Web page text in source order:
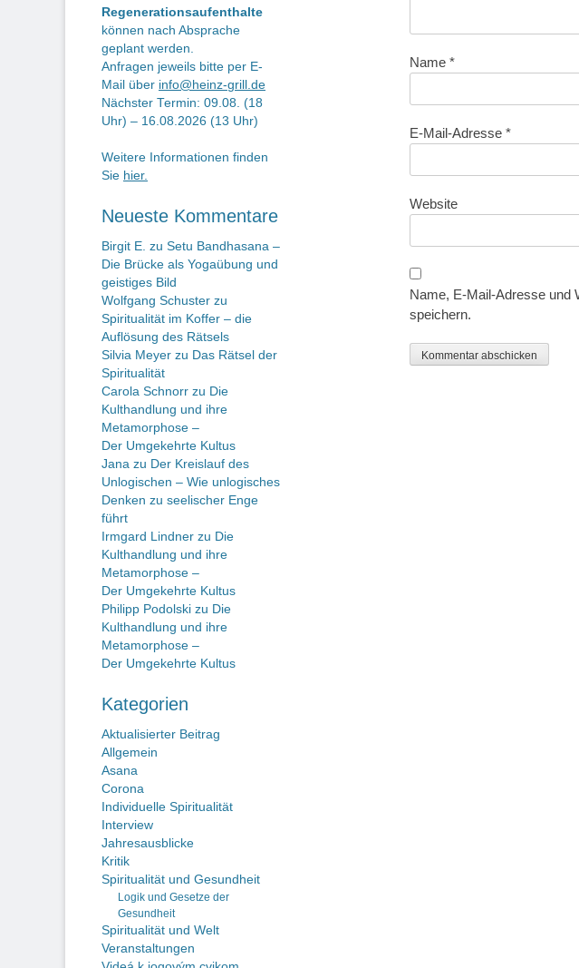
Name *
E-Mail-Adresse *
Website
Name, E-Mail-Adresse und
speichern.
Regenerationsaufenthalte
können nach Absprache
geplant werden.
Anfragen jeweils bitte per E-
Mail über info@heinz-grill.de
Nächster Termin: 09.08. (18
Uhr) – 16.08.2026 (13 Uhr)
Weitere Informationen finden
Sie hier.
Neueste Kommentare
Birgit E. zu Setu Bandhasana –
Die Brücke als Yogaübung und
geistiges Bild
Wolfgang Schuster zu
Spiritualität im Koffer – die
Auflösung des Rätsels
Silvia Meyer zu Das Rätsel der
Spiritualität
Carola Schnorr zu Die
Kulthandlung und ihre
Metamorphose –
Der Umgekehrte Kultus
Jana zu Der Kreislauf des
Unlogischen – Wie unlogisches
Denken zu seelischer Enge
führt
Irmgard Lindner zu Die
Kulthandlung und ihre
Metamorphose –
Der Umgekehrte Kultus
Philipp Podolski zu Die
Kulthandlung und ihre
Metamorphose –
Der Umgekehrte Kultus
Kategorien
Aktualisierter Beitrag
Allgemein
Asana
Corona
Individuelle Spiritualität
Interview
Jahresausblicke
Kritik
Spiritualität und Gesundheit
Logik und Gesetze der
Gesundheit
Spiritualität und Welt
Veranstaltungen